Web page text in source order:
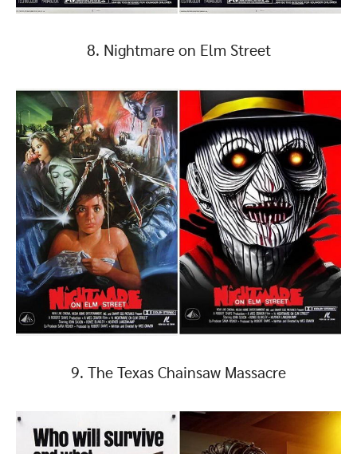
8. Nightmare on Elm Street
9. The Texas Chainsaw Massacre